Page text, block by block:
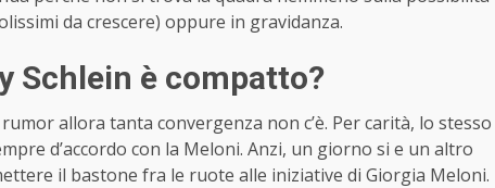
da crescere) oppure in gravidanza.
Schlein è compatto?
allora tanta convergenza non c’è. Per carità, lo stesso
d’accordo con la Meloni. Anzi, un giorno si e un altro
il bastone fra le ruote alle iniziative di Giorgia Meloni.